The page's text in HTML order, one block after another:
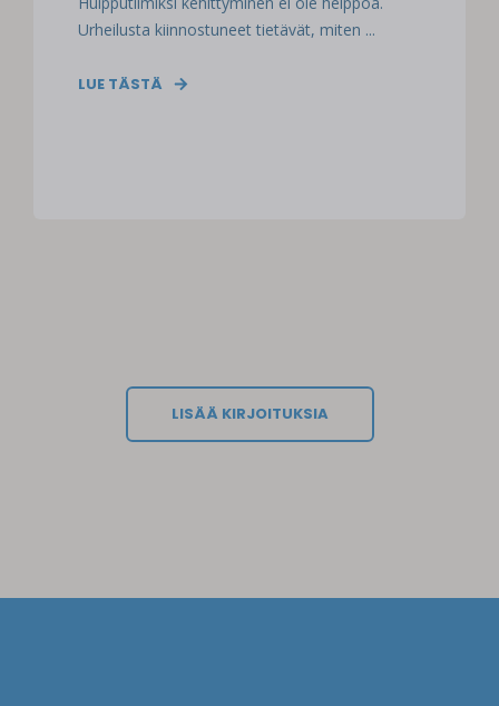
Urheilusta kiinnostuneet tietävät, miten ...
LUE TÄSTÄ
LISÄÄ KIRJOITUKSIA